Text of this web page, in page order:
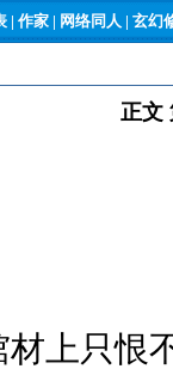
| 作家 | 网络同人 | 玄幻
正文
上只恨